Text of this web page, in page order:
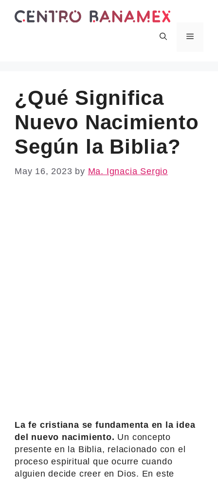
Menu
¿Qué Significa
Nuevo Nacimiento
Según la Biblia?
May 16, 2023 by Ma. Ignacia Sergio
La fe cristiana se fundamenta en la idea
del nuevo nacimiento. Un concepto
presente en la Biblia, relacionado con el
proceso espiritual que ocurre cuando
alguien decide creer en Dios. En este